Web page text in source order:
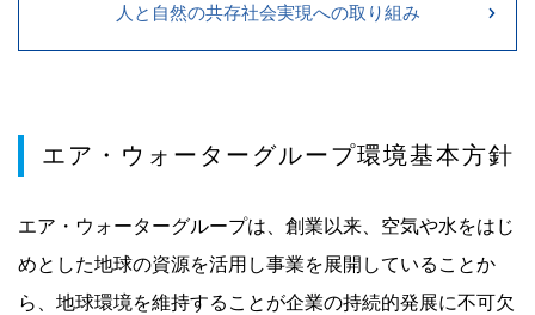
人と自然の共存社会実現への取り組み
エア・ウォーターグループ環境基本方針
エア・ウォーターグループは、創業以来、空気や水をはじ
めとした地球の資源を活用し事業を展開していることか
ら、地球環境を維持することが企業の持続的発展に不可欠